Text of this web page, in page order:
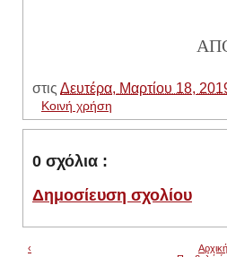
στις Δευτέρα, Μαρτίου 18,
Κοινή χρήση
0 σχόλια :
Δημοσίευση σχολίου
‹